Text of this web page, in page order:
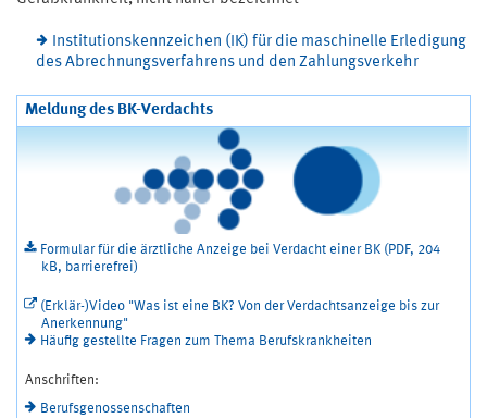
Institutionskennzeichen (IK) für die maschinelle Erledigung
des Abrechnungsverfahrens und den Zahlungsverkehr
Meldung des BK-Verdachts
Formular für die ärztliche Anzeige bei Verdacht einer BK (PDF, 204
kB, barrierefrei)
(Erklär-)Video "Was ist eine BK? Von der Verdachtsanzeige bis zur
Anerkennung"
Häufig gestellte Fragen zum Thema Berufskrankheiten
Anschriften:
Berufsgenossenschaften